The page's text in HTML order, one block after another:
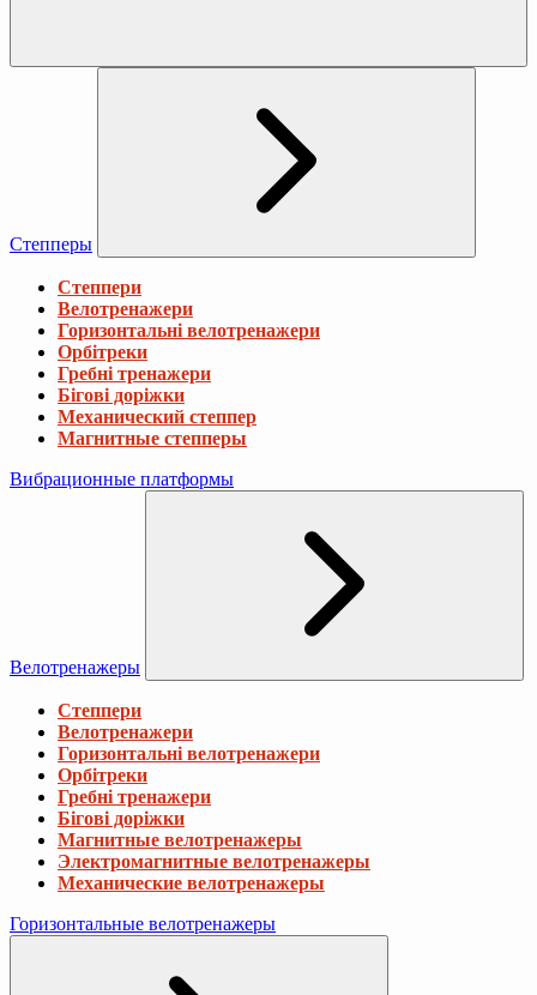
Степперы
Степпери
Велотренажери
Горизонтальні велотренажери
Орбітреки
Гребні тренажери
Бігові доріжки
Механический степпер
Магнитные степперы
Вибрационные платформы
Велотренажеры
Степпери
Велотренажери
Горизонтальні велотренажери
Орбітреки
Гребні тренажери
Бігові доріжки
Магнитные велотренажеры
Электромагнитные велотренажеры
Механические велотренажеры
Горизонтальные велотренажеры